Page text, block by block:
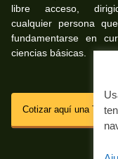
libre acceso,
cualquier persona
fundamentarse en
ciencias básicas.
Cotizar aquí una Tutoria